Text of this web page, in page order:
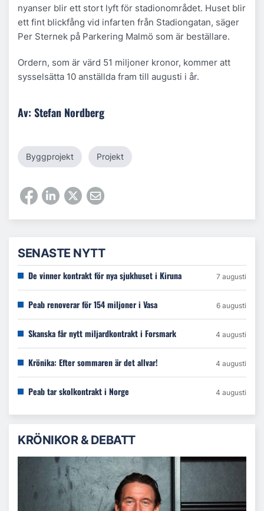
nyanser blir ett stort lyft för stadionområdet. Huset blir
ett fint blickfång vid infarten från Stadiongatan, säger
Per Sternek på Parkering Malmö som är beställare.
Ordern, som är värd 51 miljoner kronor, kommer att
sysselsätta 10 anställda fram till augusti i år.
Av: Stefan Nordberg
Byggprojekt Projekt
SENASTE NYTT
De vinner kontrakt för nya sjukhuset i Kiruna 7 augusti
Peab renoverar för 154 miljoner i Vasa 6 augusti
Skanska får nytt miljardkontrakt i Forsmark 4 augusti
Krönika: Efter sommaren är det allvar! 4 augusti
Peab tar skolkontrakt i Norge 4 augusti
KRÖNIKOR & DEBATT